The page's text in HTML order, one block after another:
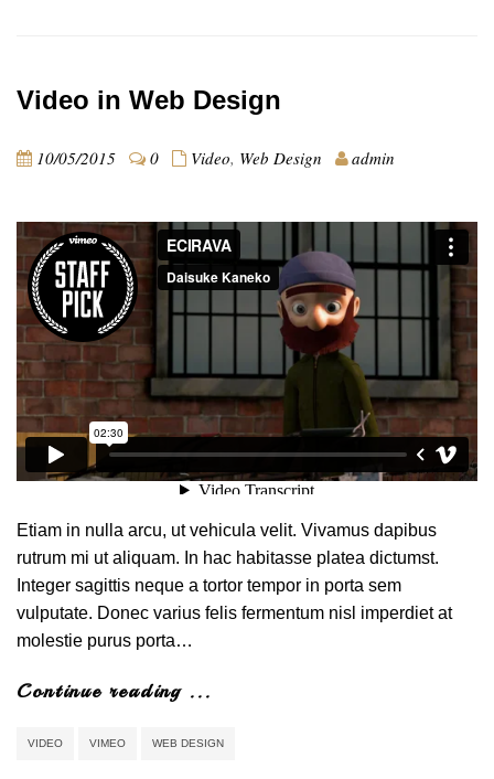
Video in Web Design
10/05/2015 0 Video, Web Design admin
Etiam in nulla arcu, ut vehicula velit. Vivamus dapibus
rutrum mi ut aliquam. In hac habitasse platea dictumst.
Integer sagittis neque a tortor tempor in porta sem
vulputate. Donec varius felis fermentum nisl imperdiet at
molestie purus porta…
Continue reading ...
VIDEO VIMEO WEB DESIGN